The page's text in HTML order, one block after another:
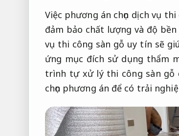
Việc phương án chọn dịch vụ
đảm bảo chất lượng và độ
vụ thi công sàn gỗ uy tín sẽ
ứng mục đích sử dụng thẩm
trình tự xử lý thi công sàn gỗ
chọn phương án để có trải